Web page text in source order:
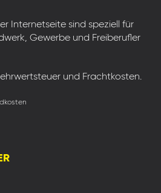
Internetseite sind speziell für
Gewerbe und Freiberufler
und Frachtkosten.